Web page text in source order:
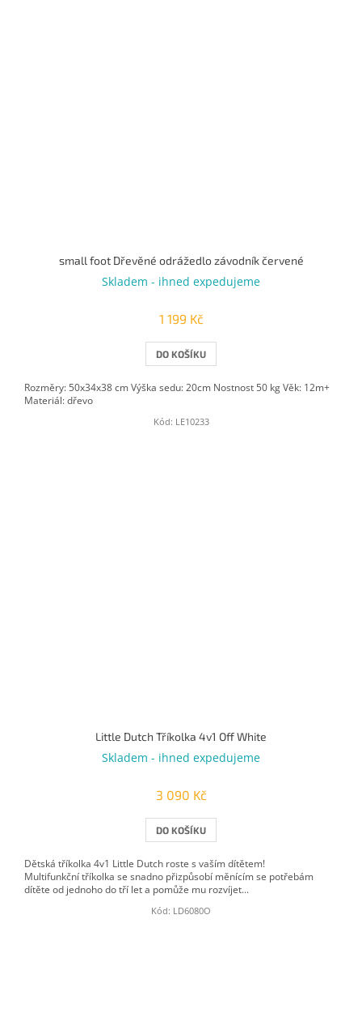
small foot Dřevěné odrážedlo závodník červené
Skladem - ihned expedujeme
1 199 Kč
DO KOŠÍKU
Rozměry: 50x34x38 cm Výška sedu: 20cm Nostnost 50 kg Věk: 12m+
Materiál: dřevo
Kód: LE10233
Little Dutch Tříkolka 4v1 Off White
Skladem - ihned expedujeme
3 090 Kč
DO KOŠÍKU
Dětská tříkolka 4v1 Little Dutch roste s vaším dítětem!
Multifunkční tříkolka se snadno přizpůsobí měnícím se potřebám
dítěte od jednoho do tří let a pomůže mu rozvíjet...
Kód: LD6080O